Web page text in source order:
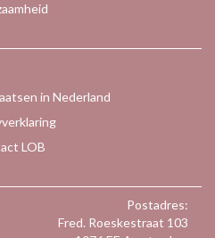
in Nederland
LOB
Postadres:
Fred. Roeskestraat 103